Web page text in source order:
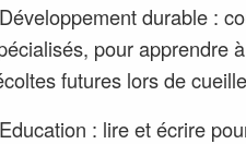
durable :
pour apprendre
futures lors de
: lire et écrire